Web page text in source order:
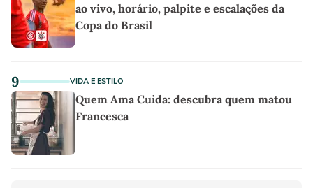
ao vivo, horário, palpite e escalações da
Copa do Brasil
9 VIDA E ESTILO
Quem Ama Cuida: descubra quem matou
Francesca